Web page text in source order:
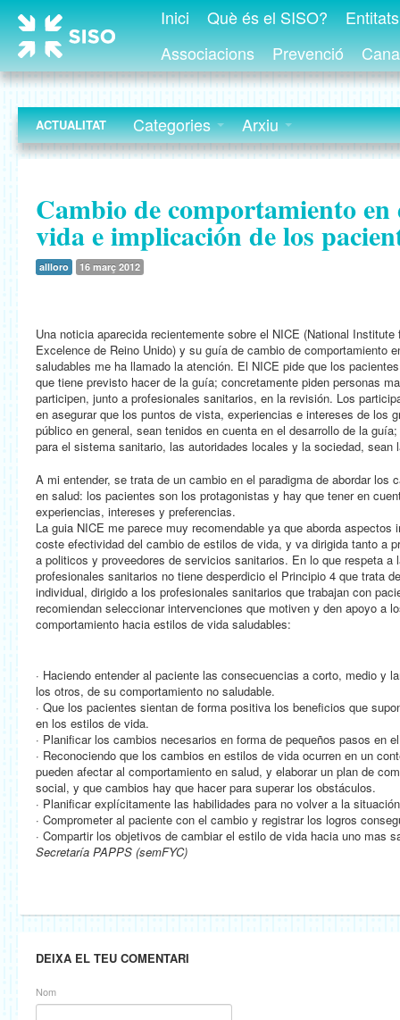
Inici Què és el SISO?
Associacions
Prevenció
ACTUALITAT Categories Arxiu
Cambio de comportamiento en
vida e implicación de los
allloro 16 març 2012
Una noticia aparecida recientemente sobre el NICE (National
Excelence de Reino Unido) y su guía de cambio de comportamiento
saludables me ha llamado la atención. El NICE pide que los
que tiene previsto hacer de la guía; concretamente piden personas
participen, junto a profesionales sanitarios, en la revisión. Los
en asegurar que los puntos de vista, experiencias e intereses de los
público en general, sean tenidos en cuenta en el desarrollo de la
para el sistema sanitario, las autoridades locales y la sociedad, sean
A mi entender, se trata de un cambio en el paradigma de abordar los
en salud: los pacientes son los protagonistas y hay que tener en
experiencias, intereses y preferencias.
La guia NICE me parece muy recomendable ya que aborda aspectos
coste efectividad del cambio de estilos de vida, y va dirigida tanto a
a politicos y proveedores de servicios sanitarios. En lo que respeta a
profesionales sanitarios no tiene desperdicio el Principio 4 que trata
individual, dirigido a los profesionales sanitarios que trabajan con
recomiendan seleccionar intervenciones que motiven y den apoyo a
comportamiento hacia estilos de vida saludables:
· Haciendo entender al paciente las consecuencias a corto, medio y
los otros, de su comportamiento no saludable.
· Que los pacientes sientan de forma positiva los beneficios que
en los estilos de vida.
· Planificar los cambios necesarios en forma de pequeños pasos en
· Reconociendo que los cambios en estilos de vida ocurren en un
pueden afectar al comportamiento en salud, y elaborar un plan de
social, y que cambios hay que hacer para superar los obstáculos.
· Planificar explícitamente las habilidades para no volver a la
· Comprometer al paciente con el cambio y registrar los logros
· Compartir los objetivos de cambiar el estilo de vida hacia uno mas
Secretaría PAPPS (semFYC)
DEIXA EL TEU COMENTARI
Nom